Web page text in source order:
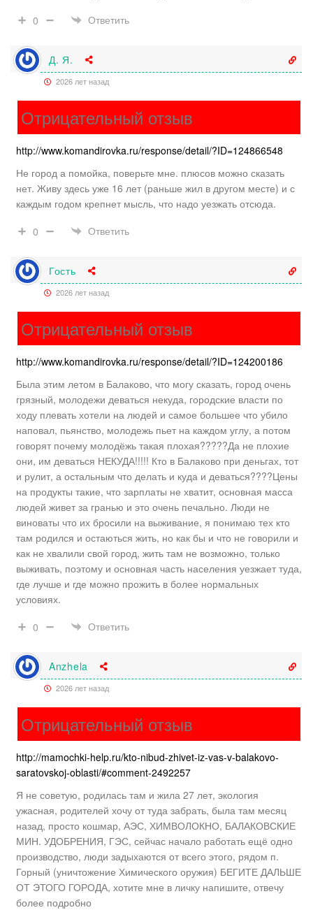
0
Ответить
Д. Я.
2026 лет назад
Отрицательный отзыв
http://www.komandirovka.ru/response/detail/?ID=124866548
Не город а помойка, поверьте мне. плюсов можно сказать
нет. Живу здесь уже 16 лет (раньше жил в другом месте) и с
каждым годом крепнет мысль, что надо уезжать отсюда.
0
Ответить
Гость
2026 лет назад
Отрицательный отзыв
http://www.komandirovka.ru/response/detail/?ID=124200186
Была этим летом в Балаково, что могу сказать, город очень
грязный, молодежи деваться некуда, городские власти по
ходу плевать хотели на людей и самое большее что убило
наповал, пьянство, молодежь пьет на каждом углу, а потом
говорят почему молодёжь такая плохая?????Да не плохие
они, им деваться НЕКУДА!!!!! Кто в Балаково при деньгах, тот
и рулит, а остальным что делать и куда и деваться????Цены
на продукты такие, что зарплаты не хватит, основная масса
людей живет за гранью и это очень печально. Люди не
виноваты что их бросили на выживание, я понимаю тех кто
там родился и остаються жить, но как бы и что не говорили и
как не хвалили свой город, жить там не возможно, только
выживать, поэтому и основная часть населения уезжает туда,
где лучше и где можно прожить в более нормальных
условиях.
0
Ответить
Anzhela
2026 лет назад
Отрицательный отзыв
http://mamochki-help.ru/kto-nibud-zhivet-iz-vas-v-balakovo-
saratovskoj-oblasti/#comment-2492257
Я не советую, родилась там и жила 27 лет, экология
ужасная, родителей хочу от туда забрать, была там месяц
назад, просто кошмар, АЭС, ХИМВОЛОКНО, БАЛАКОВСКИЕ
МИН. УДОБРЕНИЯ, ГЭС, сейчас начало работать ещё одно
производство, люди задыхаются от всего этого, рядом п.
Горный (уничтожение Химического оружия) БЕГИТЕ ДАЛЬШЕ
ОТ ЭТОГО ГОРОДА, хотите мне в личку напишите, отвечу
более подробно